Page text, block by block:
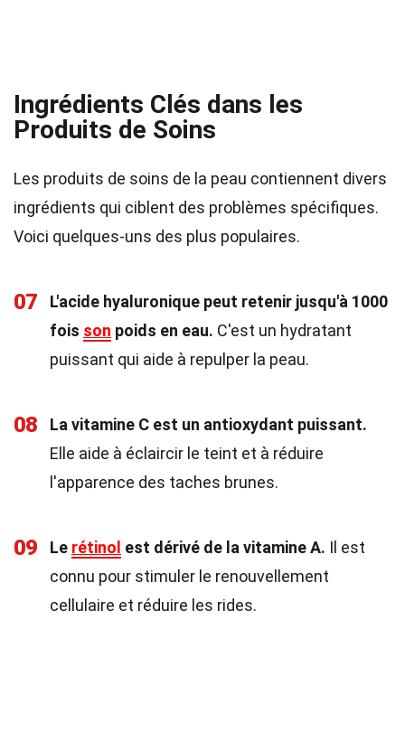
Ingrédients Clés dans les
Produits de Soins
Les produits de soins de la peau contiennent divers
ingrédients qui ciblent des problèmes spécifiques.
Voici quelques-uns des plus populaires.
07
L'acide hyaluronique peut retenir jusqu'à 1000
fois son poids en eau. C'est un hydratant
puissant qui aide à repulper la peau.
08
La vitamine C est un antioxydant puissant.
Elle aide à éclaircir le teint et à réduire
l'apparence des taches brunes.
09 Le rétinol est dérivé de la vitamine A. Il est
connu pour stimuler le renouvellement
cellulaire et réduire les rides.